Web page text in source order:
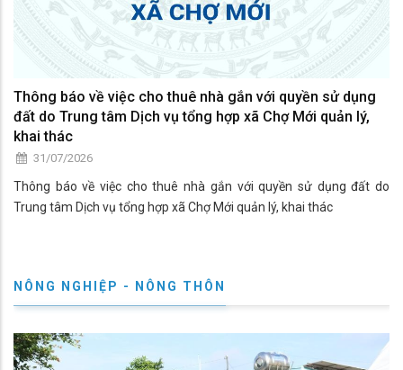
Thông báo về việc cho thuê nhà gắn với quyền sử dụng
đất do Trung tâm Dịch vụ tổng hợp xã Chợ Mới quản lý,
khai thác
31/07/2026
Thông báo về việc cho thuê nhà gắn với quyền sử dụng đất do
Trung tâm Dịch vụ tổng hợp xã Chợ Mới quản lý, khai thác
NÔNG NGHIỆP - NÔNG THÔN